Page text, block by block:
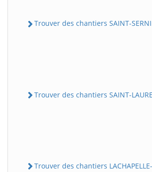
Trouver des chantiers SAINT-
Trouver des chantiers SAINT-
Trouver des chantiers